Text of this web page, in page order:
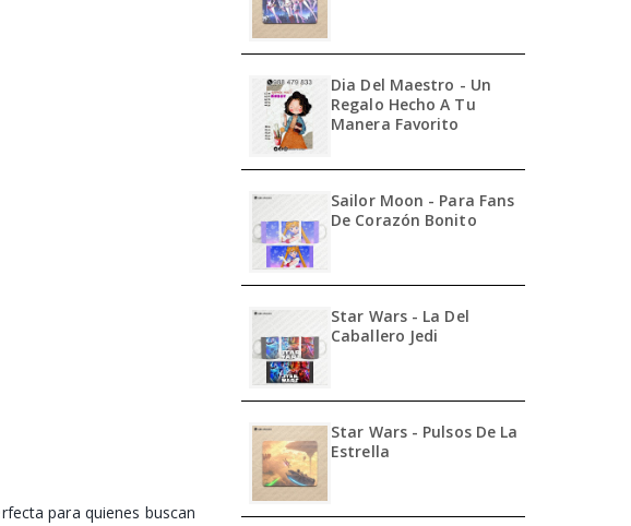
para quienes buscan
Dia Del Maestro - Un
Regalo Hecho A Tu
Manera Favorito
Sailor Moon - Para Fans
De Corazón Bonito
Star Wars - La Del
Caballero Jedi
Star Wars - Pulsos De La
Estrella